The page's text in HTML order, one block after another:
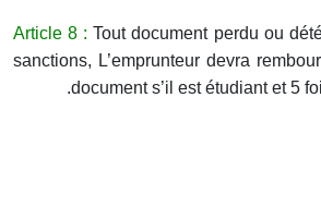
Article 8 :Tout document perdu ou
sanctions, L’emprunteur devra
document s’il est étudiant et 5